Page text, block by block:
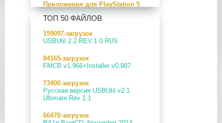
29 Мар 2026
[PS3] PS3HEN v3.5.0
19 Мар 2026
[PS Portal] Программное
18 Мар 2026
4.93 для PlayStation 3
17 Мар 2026
13.50 для PlayStation 4
Приложения для PlayStation 5
PS5 Payload websrv v0.34
[pvc1 в 09:02|03 Авг 2026]
Приложения для PlayStation 5
PS5 payload shsrv v0.20
Приложения для PlayStation 5
[pvc1в 20:57|02 Авг 2026]
Приложения для PlayStation 5
[pvc1в 20:56|02 Авг 2026]
ТОП 50 ФАЙЛОВ
159097-загрузок
USBUtil 2.2 REV.1.0 RUS
84165-загрузок
FMCB v1.966+Installer v0.987
73400-загрузок
Русская версия USBUtil v2.1
Ultimate Rev 1.1
66470-загрузок